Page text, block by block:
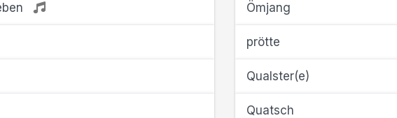
Ömjang
prötte
Qualster(e)
Quatsch